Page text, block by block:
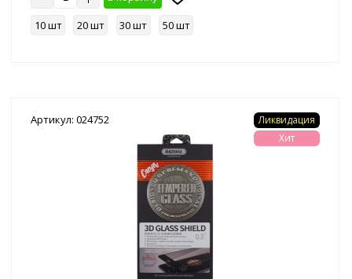
10 шт
20 шт 30 шт 50 шт
Артикул: 024752
Ликвидация
Хит